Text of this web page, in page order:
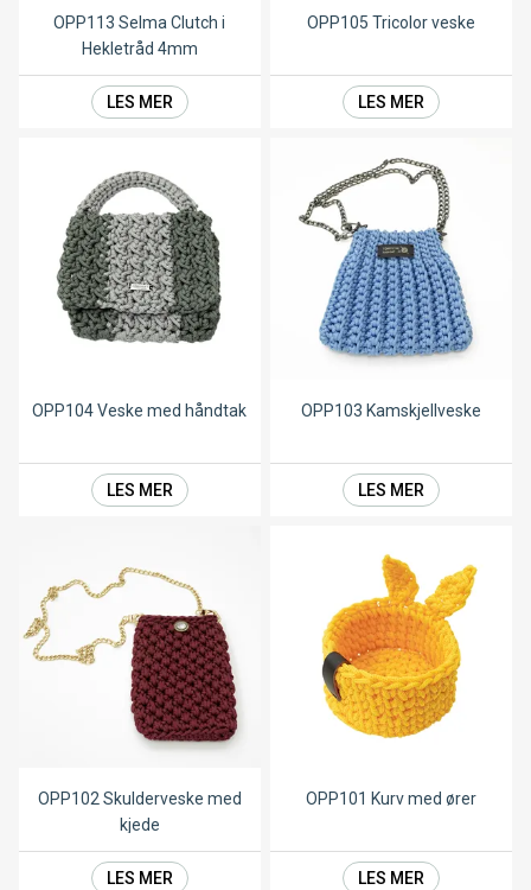
OPP113 Selma Clutch i
Hekletråd 4mm
LES MER
OPP105 Tricolor veske
LES MER
OPP104 Veske med håndtak
LES MER
OPP103 Kamskjellveske
LES MER
OPP102 Skulderveske med
kjede
LES MER
OPP101 Kurv med ører
LES MER